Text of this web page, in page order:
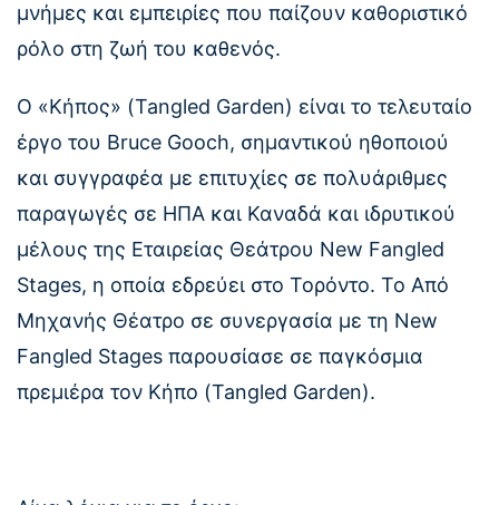
μνήμες και εμπειρίες που παίζουν καθοριστικό
ρόλο στη ζωή του καθενός.
Ο «Κήπος» (Tangled Garden) είναι το τελευταίο
έργο του Bruce Gooch, σημαντικού ηθοποιού
και συγγραφέα με επιτυχίες σε πολυάριθμες
παραγωγές σε ΗΠΑ και Καναδά και ιδρυτικού
μέλους της Εταιρείας Θεάτρου New Fangled
Stages, η οποία εδρεύει στο Τορόντο. Το Από
Μηχανής Θέατρο σε συνεργασία με τη New
Fangled Stages παρουσίασε σε παγκόσμια
πρεμιέρα τον Κήπο (Tangled Garden).